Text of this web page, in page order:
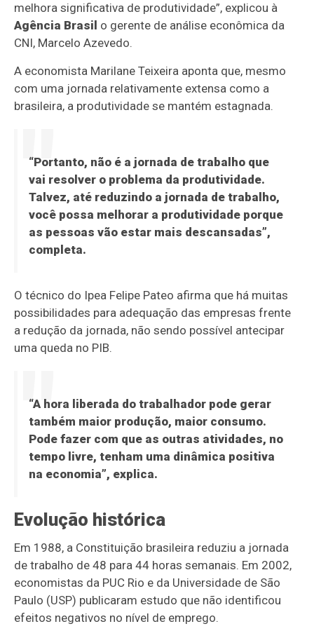
melhora significativa de produtividade”, explicou à
Agência Brasil o gerente de análise econômica da
CNI, Marcelo Azevedo.
A economista Marilane Teixeira aponta que, mesmo
com uma jornada relativamente extensa como a
brasileira, a produtividade se mantém estagnada.
“Portanto, não é a jornada de trabalho que
vai resolver o problema da produtividade.
Talvez, até reduzindo a jornada de trabalho,
você possa melhorar a produtividade porque
as pessoas vão estar mais descansadas”,
completa.
O técnico do Ipea Felipe Pateo afirma que há muitas
possibilidades para adequação das empresas frente
a redução da jornada, não sendo possível antecipar
uma queda no PIB.
“A hora liberada do trabalhador pode gerar
também maior produção, maior consumo.
Pode fazer com que as outras atividades, no
tempo livre, tenham uma dinâmica positiva
na economia”, explica.
Evolução histórica
Em 1988, a Constituição brasileira reduziu a jornada
de trabalho de 48 para 44 horas semanais. Em 2002,
economistas da PUC Rio e da Universidade de São
Paulo (USP) publicaram estudo que não identificou
efeitos negativos no nível de emprego.